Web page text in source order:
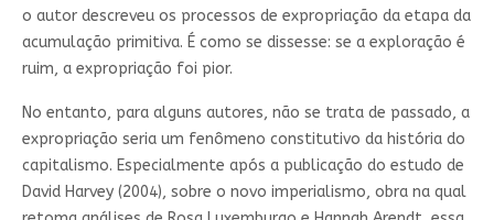
o autor descreveu os processos de expropriação da etapa da
acumulação primitiva. É como se dissesse: se a exploração é
ruim, a expropriação foi pior.
No entanto, para alguns autores, não se trata de passado, a
expropriação seria um fenômeno constitutivo da história do
capitalismo. Especialmente após a publicação do estudo de
David Harvey (2004), sobre o novo imperialismo, obra na qual